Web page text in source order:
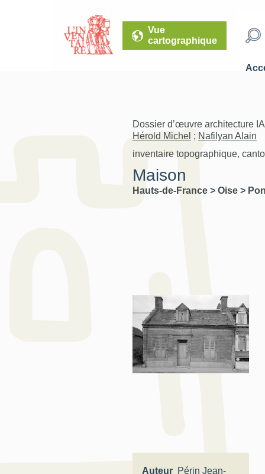
Vue
cartographique
Dossier d’œuvre architecture
Hérold Michel ; Nafilyan Alain
inventaire topographique,
Maison
Hauts-de-France > Oise >
Auteur Périn Jean-